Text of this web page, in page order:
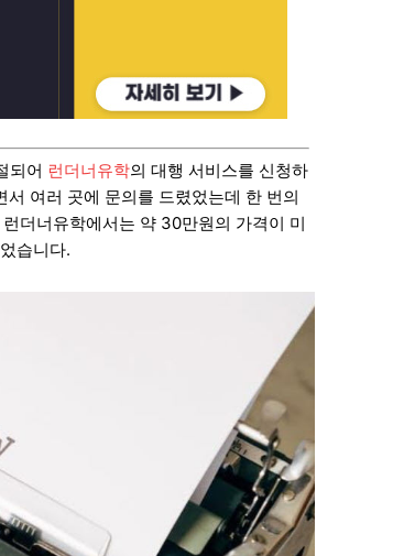
되어 런더너유학의 대행 서비스를 신청하
여러 곳에 문의를 드렸었는데 한 번의
더너유학에서는 약 30만원의 가격이 미
습니다.